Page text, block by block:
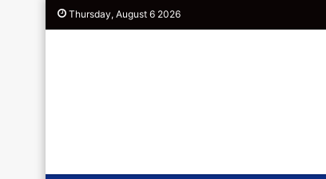
Thursday, August 6 2026